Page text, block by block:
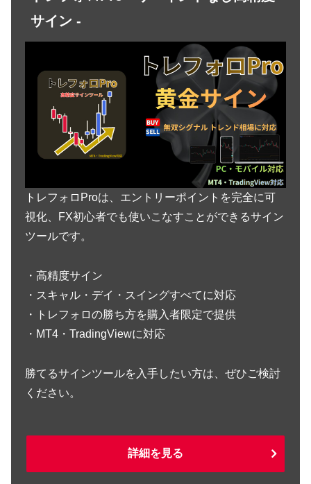
サイン -
トレフォロProは、エントリーポイントを完全に可
視化、FX初心者でも使いこなすことができるサイン
ツールです。
・高精度サイン
・スキャル・デイ・スイングすべてに対応
・トレフォロの勝ち方を購入者限定で提供
・MT4・TradingViewに対応
勝てるサインツールを入手したい方は、ぜひご検討
ください。
詳細を見る